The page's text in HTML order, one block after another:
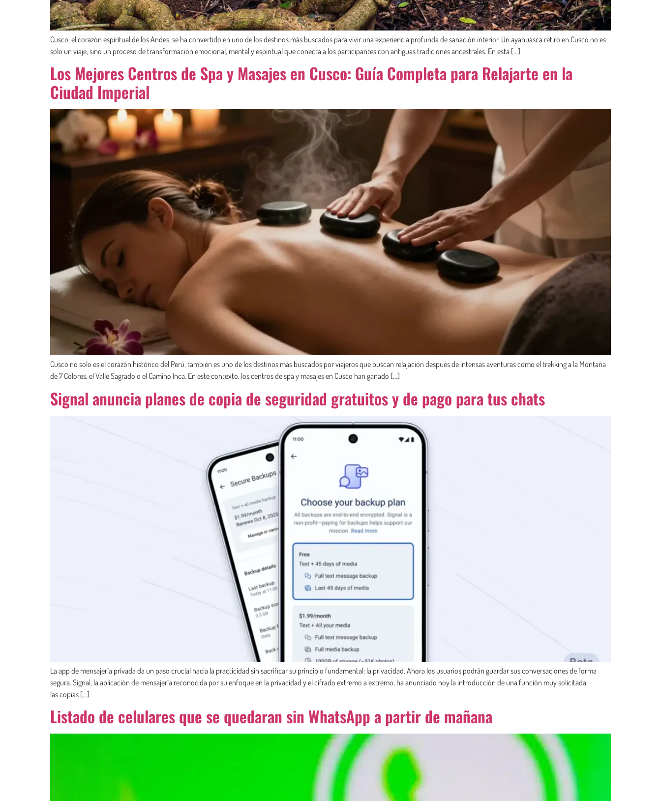
Cusco, el corazón espiritual de los Andes, se ha convertido en uno de los destinos más buscados para vivir una experiencia profunda de sanación interior. Un ayahuasca retiro en Cusco no es
solo un viaje, sino un proceso de transformación emocional, mental y espiritual que conecta a los participantes con antiguas tradiciones ancestrales. En esta […]
Los Mejores Centros de Spa y Masajes en Cusco: Guía Completa para Relajarte en la
Ciudad Imperial
Cusco no solo es el corazón histórico del Perú, también es uno de los destinos más buscados por viajeros que buscan relajación después de intensas aventuras como el trekking a la Montaña
de 7 Colores, el Valle Sagrado o el Camino Inca. En este contexto, los centros de spa y masajes en Cusco han ganado […]
Signal anuncia planes de copia de seguridad gratuitos y de pago para tus chats
La app de mensajería privada da un paso crucial hacia la practicidad sin sacrificar su principio fundamental: la privacidad. Ahora los usuarios podrán guardar sus conversaciones de forma
segura. Signal, la aplicación de mensajería reconocida por su enfoque en la privacidad y el cifrado extremo a extremo, ha anunciado hoy la introducción de una función muy solicitada:
las copias […]
Listado de celulares que se quedaran sin WhatsApp a partir de mañana